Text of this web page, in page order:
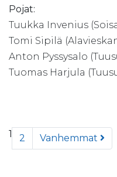
Pojat:
Tuukka Invenius
Tomi Sipilä
Anton Pyssysalo
Tuomas Harjula
1 2 Vanhemmat